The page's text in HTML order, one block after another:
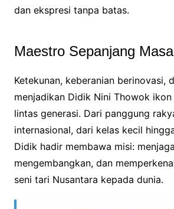
dan ekspresi tanpa batas.
Maestro Sepanjang Masa
Ketekunan, keberanian berinovasi,
menjadikan Didik Nini Thowok
lintas generasi. Dari panggung
internasional, dari kelas kecil
Didik hadir membawa misi:
mengembangkan, dan
seni tari Nusantara kepada dunia.